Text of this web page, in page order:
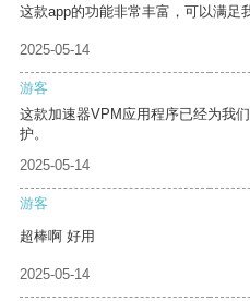
这款app的功能非常丰富，可以满足
2025-05-14
游客
这款加速器VPM应用程序已经为我
护。
2025-05-14
游客
超棒啊 好用
2025-05-14